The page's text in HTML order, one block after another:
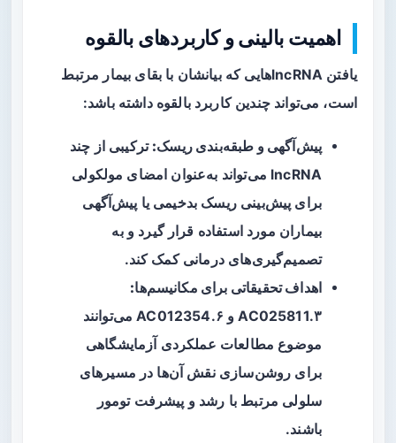
اهمیت بالینی و کاربردهای بالقوه
یافتن lncRNAهایی که بیانشان با بقای بیمار مرتبط
است، می‌تواند چندین کاربرد بالقوه داشته باشد:
پیش‌آگهی و طبقه‌بندی ریسک: ترکیبی از چند
lncRNA می‌تواند به‌عنوان امضای مولکولی
برای پیش‌بینی ریسک بدخیمی یا پیش‌آگهی
بیماران مورد استفاده قرار گیرد و به
تصمیم‌گیری‌های درمانی کمک کند.
اهداف تحقیقاتی برای مکانیسم‌ها:
AC025811.۳ و AC012354.۶ می‌توانند
موضوع مطالعات عملکردی آزمایشگاهی
برای روشن‌سازی نقش آن‌ها در مسیرهای
سلولی مرتبط با رشد و پیشرفت تومور
باشند.